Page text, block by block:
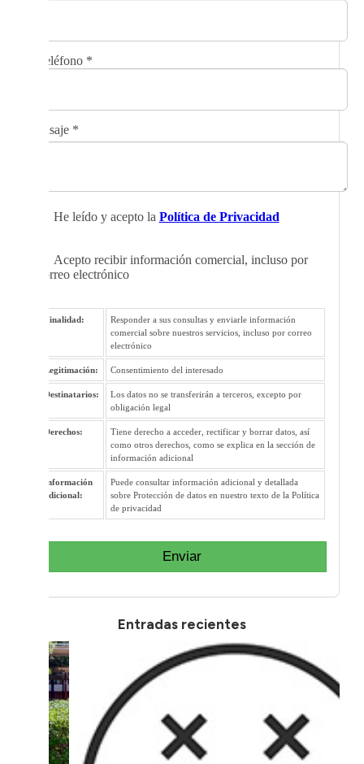
Teléfono *
Mensaje *
He leído y acepto la Política de Privacidad
Acepto recibir información comercial, incluso por
correo electrónico
Finalidad:
Responder a sus consultas y enviarle información
comercial sobre nuestros servicios, incluso por correo
electrónico
Legitimación: Consentimiento del interesado
Destinatarios:
Los datos no se transferirán a terceros, excepto por
obligación legal
Derechos:
Tiene derecho a acceder, rectificar y borrar datos, así
como otros derechos, como se explica en la sección de
información adicional
Información
adicional:
Puede consultar información adicional y detallada
sobre Protección de datos en nuestro texto de la Política
de privacidad
Enviar
Entradas recientes